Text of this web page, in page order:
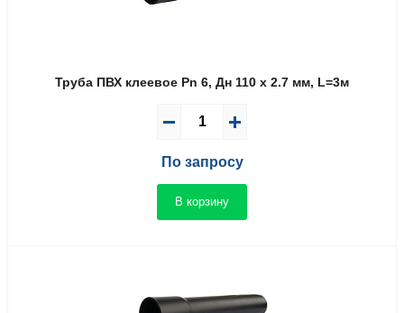
Труба ПВХ клеевое Pn 6, Дн 110 х 2.7 мм, L=3м
По запросу
В корзину